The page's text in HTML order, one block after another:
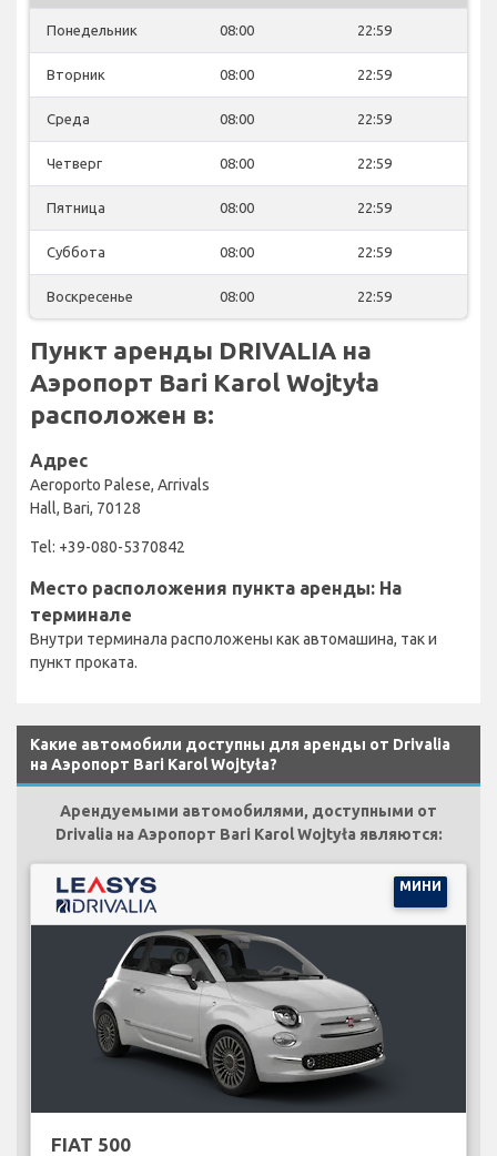
Понедельник 08:00 22:59
Вторник 08:00 22:59
Среда 08:00 22:59
Четверг 08:00 22:59
Пятница 08:00 22:59
Суббота 08:00 22:59
Воскресенье 08:00 22:59
Пункт аренды DRIVALIA на
Аэропорт Bari Karol Wojtyła
расположен в:
Адрес
Aeroporto Palese, Arrivals
Hall, Bari, 70128
Tel: +39-080-5370842
Место расположения пункта аренды: На
терминале
Внутри терминала расположены как автомашина, так и
пункт проката.
Какие автомобили доступны для аренды от Drivalia
на Аэропорт Bari Karol Wojtyła?
Арендуемыми автомобилями, доступными от
Drivalia на Аэропорт Bari Karol Wojtyła являются:
МИНИ
FIAT 500